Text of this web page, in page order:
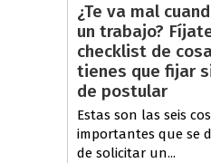
¿Te va mal
un trabajo?
checklist de
tienes que fijar
de postular
Estas son las seis
importantes que se
de solicitar un...